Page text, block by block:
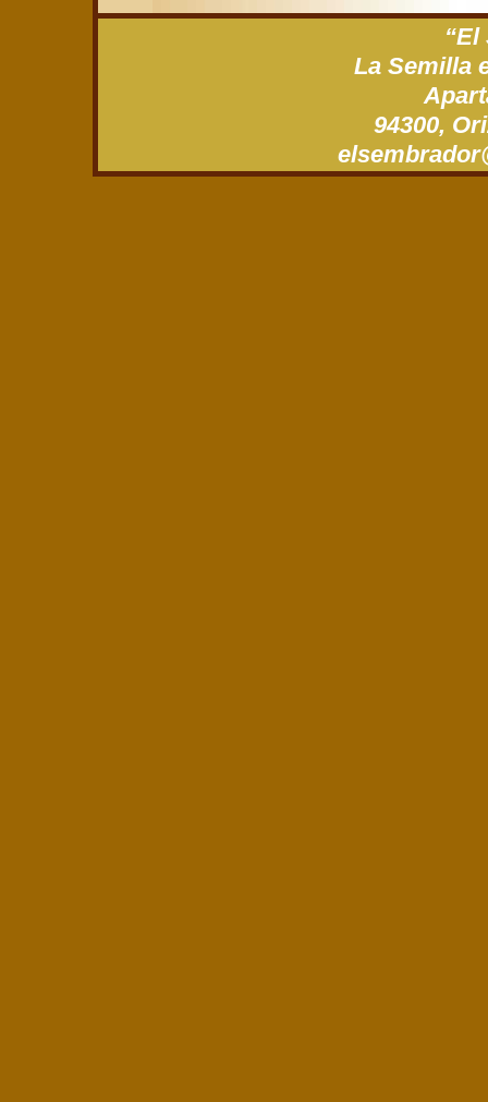
“El
La Semilla
94300,